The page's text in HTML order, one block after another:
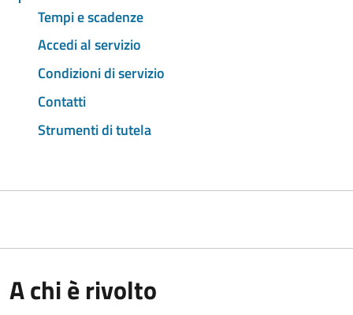
Tempi e scadenze
Accedi al servizio
Condizioni di servizio
Contatti
Strumenti di tutela
A chi è rivolto